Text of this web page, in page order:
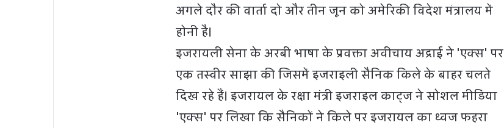
अगले दौर की वार्ता दो और तीन जून को अमेरिकी विदेश मंत्रालय में
होनी है।
इजरायली सेना के अरबी भाषा के प्रवक्ता अवीचाय अद्राई ने 'एक्स' पर
एक तस्वीर साझा की जिसमें इजराइली सैनिक किले के बाहर चलते
दिख रहे हैं। इजरायल के रक्षा मंत्री इजराइल काट्ज ने सोशल मीडिया
'एक्स' पर लिखा कि सैनिकों ने किले पर इजरायल का ध्वज फहरा